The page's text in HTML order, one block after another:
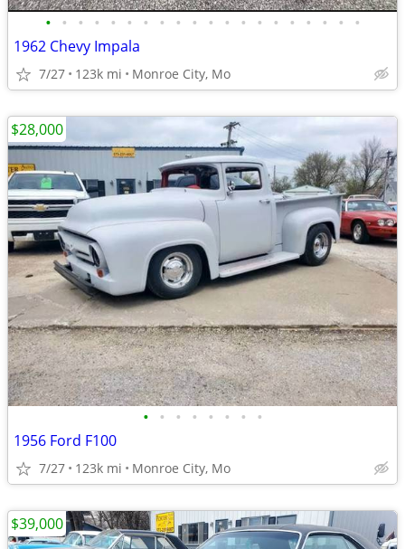
• • • • • • • • • • • • • • • • • • • •
1962 Chevy Impala
7/27 123k mi Monroe City, Mo
• • • • • • • •
1956 Ford F100
7/27 123k mi Monroe City, Mo
$28,000
$39,000